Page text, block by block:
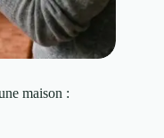
maison :